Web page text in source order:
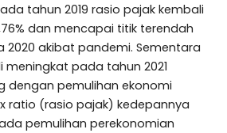
tahun 2019 rasio pajak kembali
dan mencapai titik terendah
2020 akibat pandemi. Sementara
pada tahun 2021
dengan pemulihan ekonomi
ratio (rasio pajak) kedepannya
pemulihan perekonomian